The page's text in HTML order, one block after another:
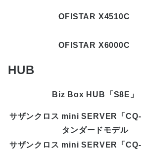
OFISTAR X4510C
OFISTAR X6000C
HUB
Biz Box HUB「S8E」
サザンクロス mini SERVER「
タンダードモデル
サザンクロス mini SERVER「